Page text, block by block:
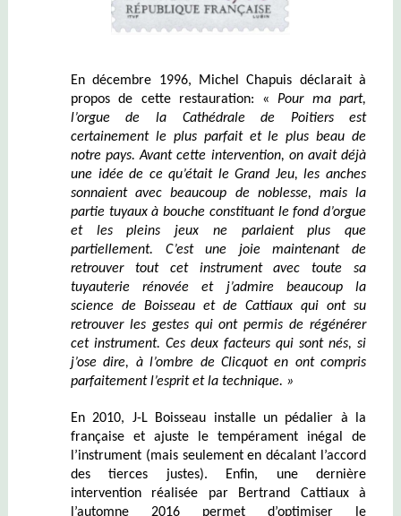
En décembre 1996, Michel Chapuis déclarait à
propos de cette restauration: «Pour ma part,
l’orgue de la Cathédrale de Poitiers est
certainement le plus parfait et le plus beau de
notre pays.Avantcette intervention, on avait déjà
une idée de ce qu’était le Grand Jeu, les anches
sonnaient avec beaucoup de noblesse, mais la
partie tuyaux à bouche constituant le fond d’orgue
et les pleins jeux ne parlaient plus que
partiellement. C’est une joie maintenant de
retrouver tout cet instrument avec toute sa
tuyauterie rénovée et j’admire beaucoup la
science de Boisseau et de Cattiaux qui ont su
retrouver les gestes qui ont permis de régénérer
cet instrument. Ces deux facteurs qui sont nés, si
j’ose dire, à l’ombre de Clicquot en ont compris
parfaitement l’esprit et la technique. »
En 2010, J-L Boisseau installe un pédalier à la
française et ajuste le tempérament inégal de
l’instrument (mais seulement en décalant l’accord
des tierces justes). Enfin, une dernière
intervention réalisée par Bertrand Cattiaux à
l’automne 2016 permet d’optimiser le